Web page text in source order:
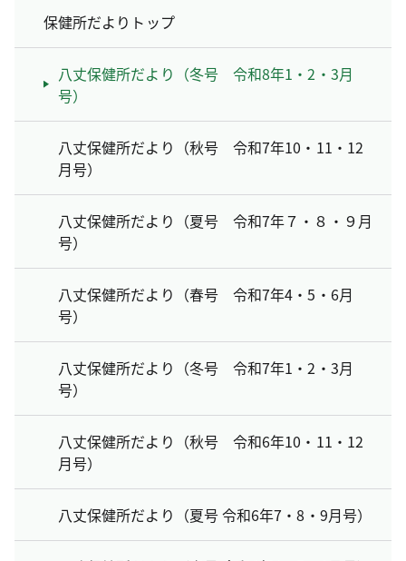
保健所だよりトップ
八丈保健所だより（冬号 令和8年1・2・3月
号）
八丈保健所だより（秋号 令和7年10・11・12
月号）
八丈保健所だより（夏号 令和7年７・８・９月
号）
八丈保健所だより（春号 令和7年4・5・6月
号）
八丈保健所だより（冬号 令和7年1・2・3月
号）
八丈保健所だより（秋号 令和6年10・11・12
月号）
八丈保健所だより（夏号 令和6年7・8・9月号）